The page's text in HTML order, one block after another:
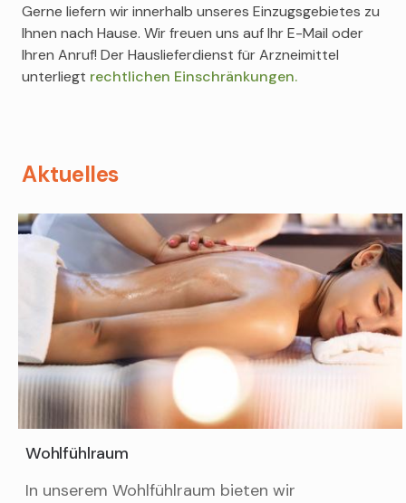
Gerne liefern wir innerhalb unseres Einzugsgebietes zu
Ihnen nach Hause. Wir freuen uns auf Ihr E-Mail oder
Ihren Anruf! Der Hauslieferdienst für Arzneimittel
unterliegt rechtlichen Einschränkungen.
Aktuelles
Wohlfühlraum
In unserem Wohlfühlraum bieten wir